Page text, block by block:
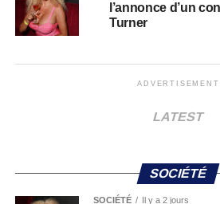
l’annonce d’un
Turner
ADVERTISEMENT
LATEST
SOCIÉTÉ
SOCIÉTÉ Il y a 2 jours